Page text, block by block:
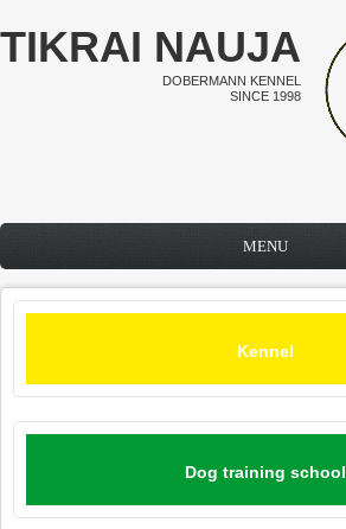
Skip to main content
TIKRAI NAUJA
DOBERMANN KENNEL
SINCE 1998
MENU
Kennel
Dog training school